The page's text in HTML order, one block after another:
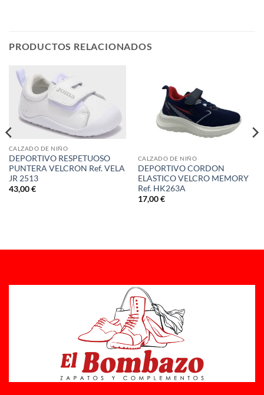
PRODUCTOS RELACIONADOS
CALZADO DE NIÑO
DEPORTIVO RESPETUOSO
PUNTERA VELCRON Ref. VELA
JR 2513
43,00€
CALZADO DE NIÑO
DEPORTIVO CORDON
ELASTICO VELCRO MEMORY
Ref. HK263A
17,00€